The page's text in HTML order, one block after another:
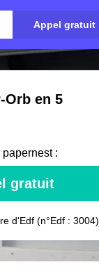
Appel gratuit
Orb en 5
:
gratuit
d'Edf (n°Edf : 3004)